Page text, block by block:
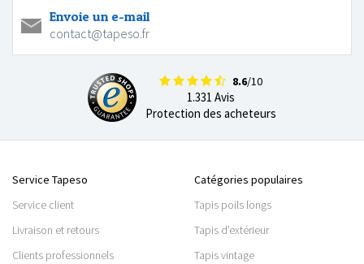
Envoie un e-mail
contact@tapeso.fr
8.6/10
1.331 Avis
Protection des acheteurs
Service Tapeso
Service client
Livraison et retours
Clients professionnels
Catégories populaires
Tapis poils longs
Tapis d’extérieur
Tapis vintage